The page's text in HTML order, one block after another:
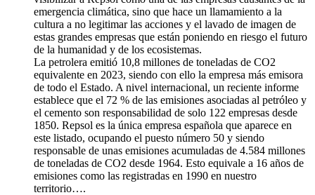
emergencia climática, sino que hace un llamamiento a la
cultura a no legitimar las acciones y el lavado de imagen de
estas grandes empresas que están poniendo en riesgo el futuro
de la humanidad y de los ecosistemas.
La petrolera emitió 10,8 millones de toneladas de CO2
equivalente en 2023, siendo con ello la empresa más emisora
de todo el Estado. A nivel internacional, un reciente informe
establece que el 72 % de las emisiones asociadas al petróleo y
el cemento son responsabilidad de solo 122 empresas desde
1850. Repsol es la única empresa española que aparece en
este listado, ocupando el puesto número 50 y siendo
responsable de unas emisiones acumuladas de 4.584 millones
de toneladas de CO2 desde 1964. Esto equivale a 16 años de
emisiones como las registradas en 1990 en nuestro
territorio….